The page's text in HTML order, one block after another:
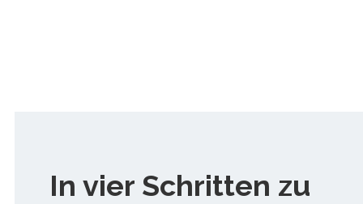
In vier Schritten zu